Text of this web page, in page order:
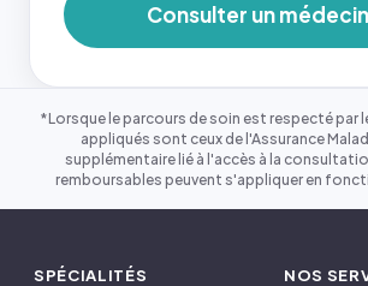
Consulter un médecin
*Lorsque le parcours de soin est respecté par
appliqués sont ceux de l'Assurance
supplémentaire lié à l'accès à la
remboursables peuvent s'appliquer en
SPÉCIALITÉS NOS